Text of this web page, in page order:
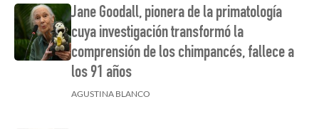
Jane Goodall, pionera de la primatología
cuya investigación transformó la
comprensión de los chimpancés, fallece a
los 91 años
AGUSTINA BLANCO